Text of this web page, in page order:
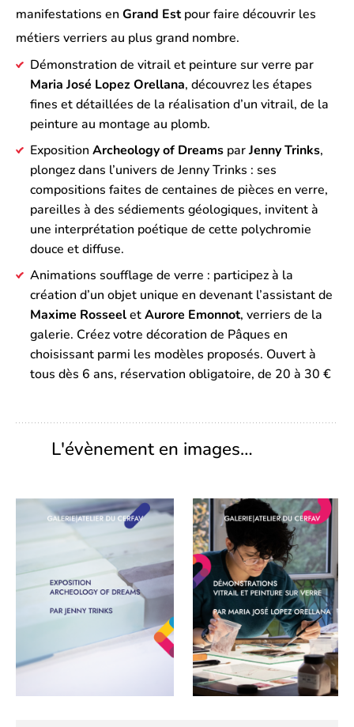
manifestations en Grand Estpour faire découvrir les
métiers verriers au plus grand nombre.
Démonstration de vitrail et peinture sur verre par
Maria José Lopez Orellana, découvrez les étapes
fines et détaillées de la réalisation d’un vitrail, de la
peinture au montage au plomb.
Exposition Archeology of Dreams parJenny Trinks,
plongez dans l’univers de Jenny Trinks : ses
compositions faites de centaines de pièces en verre,
pareilles à des sédiements géologiques, invitent à
une interprétation poétique de cette polychromie
douce et diffuse.
Animations soufflage de verre : participez à la
création d’un objet unique en devenant l’assistant de
Maxime RosseeletAurore Emonnot, verriers de la
galerie. Créez votre décoration de Pâques en
choisissant parmi les modèles proposés. Ouvert à
tous dès 6 ans, réservation obligatoire, de 20 à 30 €
L'évènement en images…